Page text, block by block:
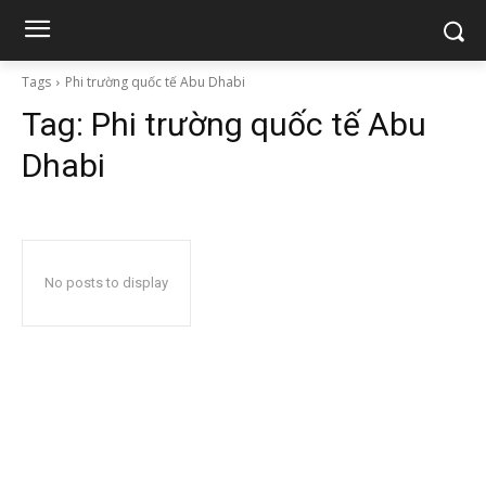
Tags Phi trường quốc tế Abu Dhabi
Tag: Phi trường quốc tế Abu
Dhabi
No posts to display